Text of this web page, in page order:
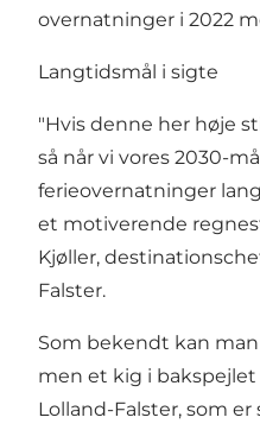
overnatninger i 2022
Langtidsmål i sigte
"Hvis denne her høje
så når vi vores 2030-
ferieovernatninger
et motiverende
Kjøller,
Falster.
Som bekendt kan
men et kig i
Lolland-Falster, som